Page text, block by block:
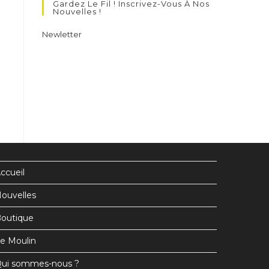
un
onglet
un
Gardez Le Fil ! Inscrivez-Vous À Nos
Nouvelles !
Newletter
Moulin
sommes-nous ?